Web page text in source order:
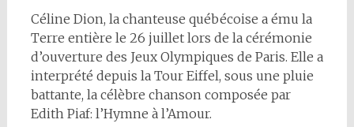
Céline Dion, la chanteuse québécoise a ému la
Terre entière le 26 juillet lors de la cérémonie
d’ouverture des Jeux Olympiques de Paris. Elle a
interprété depuis la Tour Eiffel, sous une pluie
battante, la célèbre chanson composée par
Edith Piaf: l’Hymne à l’Amour.